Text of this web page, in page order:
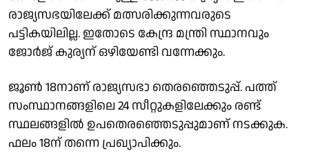
രാജ്യസഭയിലേക്ക് മത്സരിക്കുന്നവരുടെ
പട്ടികയിലില്ല. ഇതോടെ കേന്ദ്ര മന്ത്രി സ്ഥാനവും
ജോർജ് കുര്യന് ഒഴിയേണ്ടി വന്നേക്കും.
ജൂൺ 18നാണ് രാജ്യസഭാ തെരഞ്ഞെടുപ്പ്. പത്ത്
സംസ്ഥാനങ്ങളിലെ 24 സീറ്റുകളിലേക്കും രണ്ട്
സ്ഥലങ്ങളിൽ ഉപതെരഞ്ഞെടുപ്പുമാണ് നടക്കുക.
ഫലം 18ന് തന്നെ പ്രഖ്യാപിക്കും.